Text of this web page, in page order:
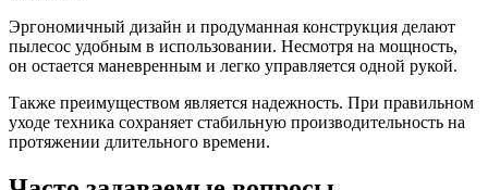
Эргономичный дизайн и продуманная конструкция делают
пылесос удобным в использовании. Несмотря на мощность,
он остается маневренным и легко управляется одной рукой.
Также преимуществом является надежность. При правильном
уходе техника сохраняет стабильную производительность на
протяжении длительного времени.